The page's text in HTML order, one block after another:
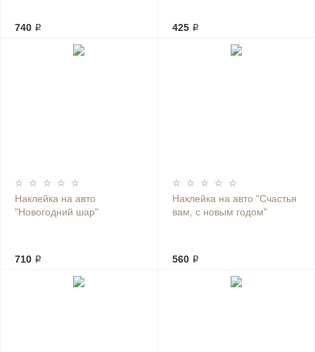
740 ₽ 425 ₽
Наклейка на авто
"Новогодний шар"
710 ₽
Наклейка на авто "Счастья
вам, с новым годом"
560 ₽